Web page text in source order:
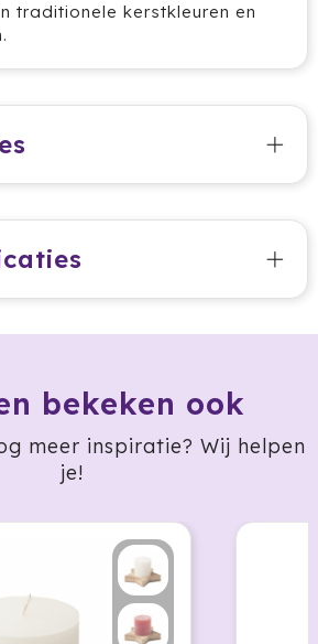
traditionele kerstkleuren en
bekeken ook
meer inspiratie? Wij helpen
je!